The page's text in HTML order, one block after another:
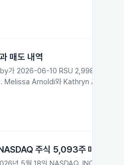
매도 내역
가 2026-06-10 RSU 2,998주를 무상
Melissa Arnoldi와 Kathryn A. Koch
주식 5,093주 매도하며